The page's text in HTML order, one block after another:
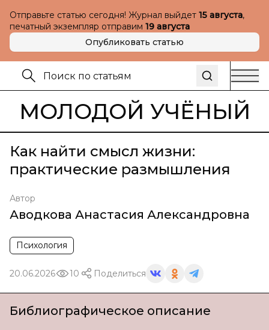
Отправьте статью сегодня! Журнал выйдет 15 августа,
печатный экземпляр отправим 19 августа
Опубликовать статью
МОЛОДОЙ УЧЁНЫЙ
Как найти смысл жизни:
практические размышления
Автор
Аводкова Анастасия Александровна
Психология
20.06.2026 10 Поделиться
Библиографическое описание